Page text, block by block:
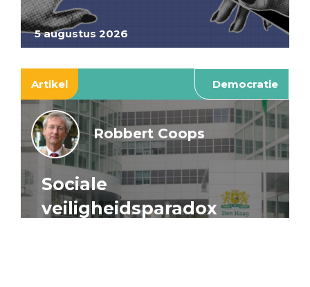
5 augustus 2026
Artikel Democratie
Robbert Coops
Sociale
veiligheidsparadox